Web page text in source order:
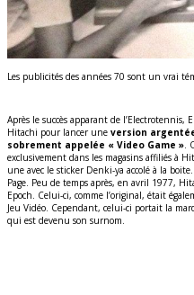
Les publicités des années 70 sont un vrai
Après le succès apparant de l’Electrotennis,
Hitachi pour lancer une version
sobrement appelée « Video Game ».
exclusivement dans les magasins affiliés à
une avec le sticker Denki-ya accolé à la
Page. Peu de temps après, en avril 1977,
Epoch. Celui-ci, comme l’original, était
Jeu Vidéo. Cependant, celui-ci portait la
qui est devenu son surnom.